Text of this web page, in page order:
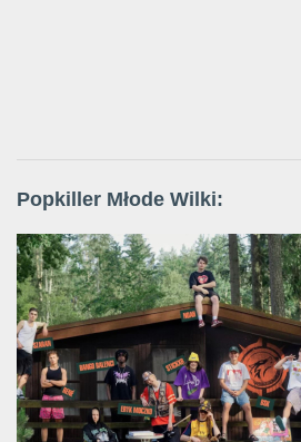
Popkiller Młode Wilki: